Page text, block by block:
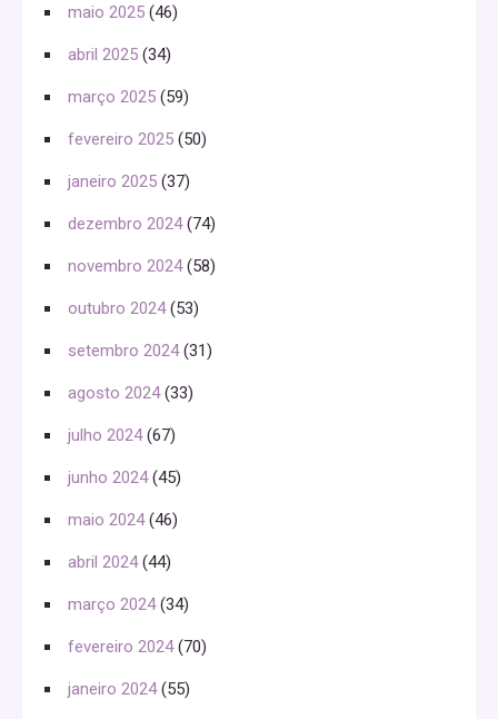
maio 2025 (46)
abril 2025 (34)
março 2025 (59)
fevereiro 2025 (50)
janeiro 2025 (37)
dezembro 2024(74)
novembro 2024(58)
outubro 2024(53)
setembro 2024(31)
agosto 2024(33)
julho 2024(67)
junho 2024(45)
maio 2024(46)
abril 2024(44)
março 2024(34)
fevereiro 2024(70)
janeiro 2024(55)